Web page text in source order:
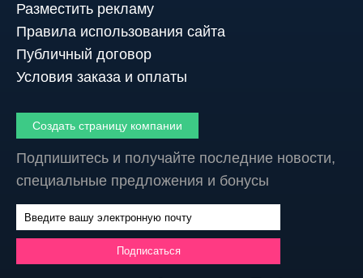
Разместить рекламу
Правила использования сайта
Публичный договор
Условия заказа и оплаты
Создать страницу компании
Подпишитесь и получайте последние новости,
специальные предложения и бонусы